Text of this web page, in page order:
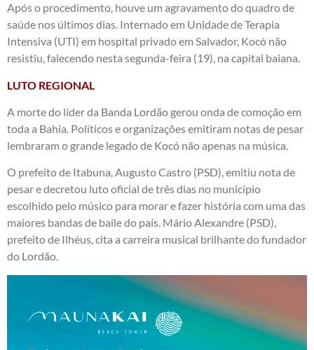
Após o procedimento, houve um agravamento do quadro de
saúde nos últimos dias. Internado em Unidade de Terapia
Intensiva (UTI) em hospital privado em Salvador, Kocó não
resistiu, falecendo nesta segunda-feira (19), na capital baiana.
LUTO REGIONAL
A morte do líder da Banda Lordão gerou onda de comoção em
toda a Bahia. Políticos e organizações emitiram notas de pesar
lembraram o grande legado de Kocó não apenas na música.
O prefeito de Itabuna, Augusto Castro (PSD), emitiu nota de
pesar e decretou luto oficial de três dias no município
escolhido pelo músico para morar e fazer história com uma das
maiores bandas de baile do país. Mário Alexandre (PSD),
prefeito de Ilhéus, cita a carreira musical brilhante do fundador
do Lordão.